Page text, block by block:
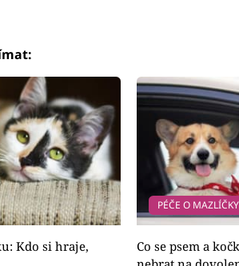
Kdo si hraje,
PÉČE O MAZLÍČKY
Co se psem a